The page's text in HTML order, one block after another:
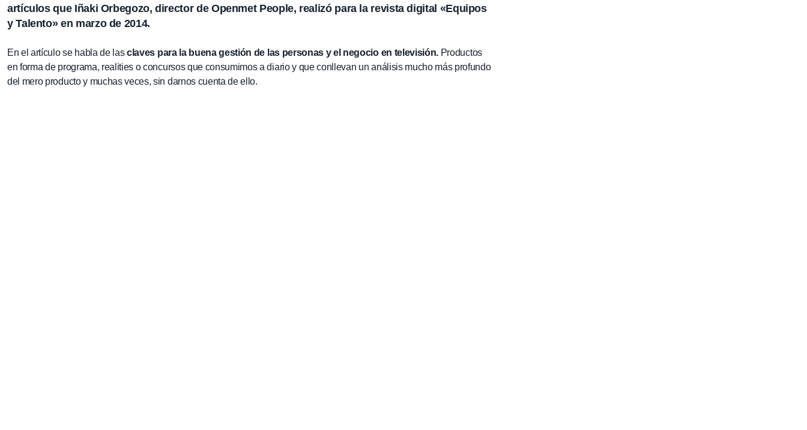
artículos que Iñaki Orbegozo, director de Openmet People, realizó para la revista digital «Equipos
y Talento» en marzo de 2014.
En el artículo se habla de lasclaves para la buena gestión de las personas y el negocio en televisión. Productos
en forma de programa, realities o concursos que consumimos a diario y que conllevan un análisis mucho más profundo
del mero producto y muchas veces, sin darnos cuenta de ello.